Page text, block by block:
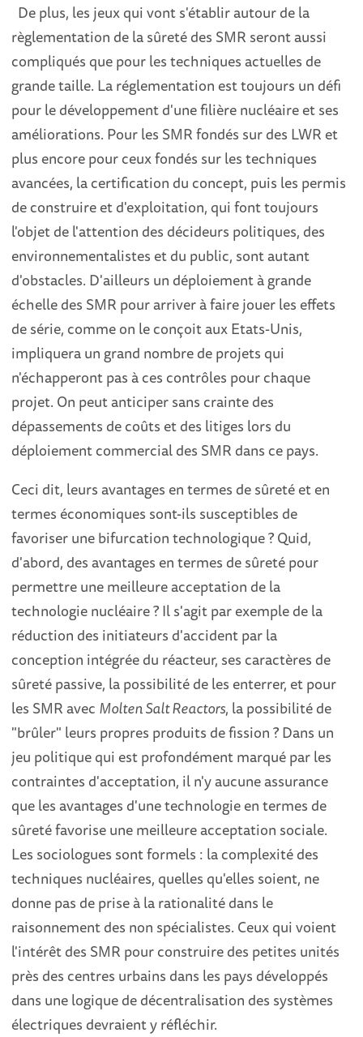
De plus, les jeux qui vont s'établir autour de la
règlementation de la sûreté des SMR seront aussi
compliqués que pour les techniques actuelles de
grande taille. La réglementation est toujours un défi
pour le développement d'une filière nucléaire et ses
améliorations. Pour les SMR fondés sur des LWR et
plus encore pour ceux fondés sur les techniques
avancées, la certification du concept, puis les permis
de construire et d'exploitation, qui font toujours
l'objet de l'attention des décideurs politiques, des
environnementalistes et du public, sont autant
d'obstacles. D'ailleurs un déploiement à grande
échelle des SMR pour arriver à faire jouer les effets
de série, comme on le conçoit aux Etats-Unis,
impliquera un grand nombre de projets qui
n'échapperont pas à ces contrôles pour chaque
projet. On peut anticiper sans crainte des
dépassements de coûts et des litiges lors du
déploiement commercial des SMR dans ce pays.
Ceci dit, leurs avantages en termes de sûreté et en
termes économiques sont-ils susceptibles de
favoriser une bifurcation technologique ? Quid,
d'abord, des avantages en termes de sûreté pour
permettre une meilleure acceptation de la
technologie nucléaire ? Il s'agit par exemple de la
réduction des initiateurs d'accident par la
conception intégrée du réacteur, ses caractères de
sûreté passive, la possibilité de les enterrer, et pour
les SMR avec Molten Salt Reactors, la possibilité de
"brûler" leurs propres produits de fission ? Dans un
jeu politique qui est profondément marqué par les
contraintes d'acceptation, il n'y aucune assurance
que les avantages d'une technologie en termes de
sûreté favorise une meilleure acceptation sociale.
Les sociologues sont formels : la complexité des
techniques nucléaires, quelles qu'elles soient, ne
donne pas de prise à la rationalité dans le
raisonnement des non spécialistes. Ceux qui voient
l'intérêt des SMR pour construire des petites unités
près des centres urbains dans les pays développés
dans une logique de décentralisation des systèmes
électriques devraient y réfléchir.